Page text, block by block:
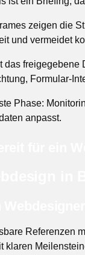
zeigen die
und vermeidet
das
Formular-
Phase:
anpasst.
Referenzen
klaren